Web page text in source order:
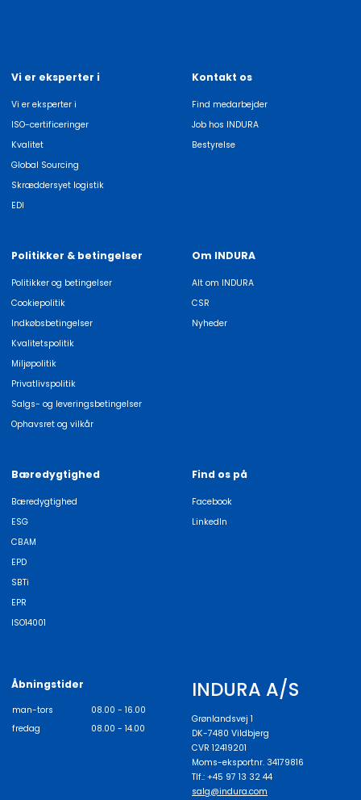
Vi er eksperter i
Vi er eksperter i
ISO-certificeringer
Kvalitet
Global Sourcing
Skræddersyet logistik
EDI
Kontakt os
Find medarbejder
Job hos INDURA
Bestyrelse
Politikker & betingelser
Politikker og betingelser
Cookiepolitik
Indkøbsbetingelser
Kvalitetspolitik
Miljøpolitik
Privatlivspolitik
Salgs- og leveringsbetingelser
Ophavsret og vilkår
Om INDURA
Alt om INDURA
CSR
Nyheder
Bæredygtighed
Bæredygtighed
ESG
CBAM
EPD
SBTi
EPR
ISO14001
Find os på
Facebook
LinkedIn
Åbningstider
man-tors
08.00 - 16.00
fredag
08.00 - 14.00
INDURA A/S
Grønlandsvej 1
DK-7480 Vildbjerg
CVR 12419201
Moms-eksportnr. 34179816
Tlf.: +45 97 13 32 44
salg@indura.com